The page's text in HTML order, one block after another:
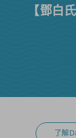
【鄧白
了解